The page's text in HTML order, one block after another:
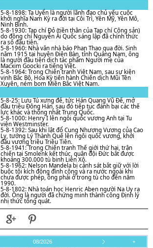
5-8-1898: Tạ Uyển là người lãnh đạo chủ yếu cuộc
khởi nghĩa Nam Kỳ ra đời tại Côi Trì, Yên Mỹ, Yên Mô,
Ninh Bình.
5-8-1930: Tạp chí Đỏ (tiền thân của Tạp chí Cộng sản)
do đồng chí Nguyễn Ái Quốc sáng lập đã chính thức
ra số đầu tiên.
5-8-1960: Nhà vǎn nhà báo Phan Thao qua đời. Sinh
nǎm 1915 tại huyện Điện Bàn, tỉnh Quảng Nam, ông
là người đầu tiên dịch tác phẩm Người mẹ của
Macxim Goocki ra tiếng Việt.
5-8-1964: Trong Chiến tranh Việt Nam, sau sự kiện
vịnh Bắc Bộ, Hoa Kỳ tiến hành Chiến dịch Mũi Tên
Xuyên, ném bom Miền Bắc Việt Nam.
5-8-25: Lưu Tú xưng đế, tức Hán Quang Vũ Đế, mở
đầu triều Đông Hán, sau đó tiếp tục đánh bại các thế
lực khác và thống nhất Trung Quốc.
5-8-1000: Henry I lên ngôi quốc vương Anh tại Tu
viện Westminster.
5-8-1392: Sau khi lật đổ Cung Nhượng Vương của Cao
Ly, tướng Lý Thành Quế lên ngôi quốc vương, khởi
đầu vương triều Triều Tiên.
5-8-1941: Trong Chiến tranh Thế giới thứ hai, trận
chiến tại Smolenk kết thúc, quân đội Đức bắt được
khoảng 300.000 tù binh Liên Xô.
5-8-1962: Nelson Mandela bị cảnh sát bắt giữ với lời
buộc tội kích động đình công và ra nước ngoài khi
chưa được phép, ông phải ở trong tù cho đến năm
1990.
5-8-1802: Nhà toán học Henric Aben người Na Uy ra
đời. Ông là người đã chứng minh thành công Định lý
nhị thức tổng quát.
08/2026 +